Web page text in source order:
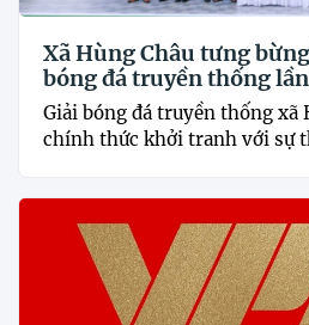
Xã Hùng Châu tưng
bóng đá truyền thống
Giải bóng đá truyền thống xã
chính thức khởi tranh với sự